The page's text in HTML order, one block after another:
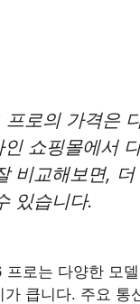
프로의 가격은
쇼핑몰에서
비교해보면,
있습니다.
프로는 다양한 모
가 큽니다. 주요 통